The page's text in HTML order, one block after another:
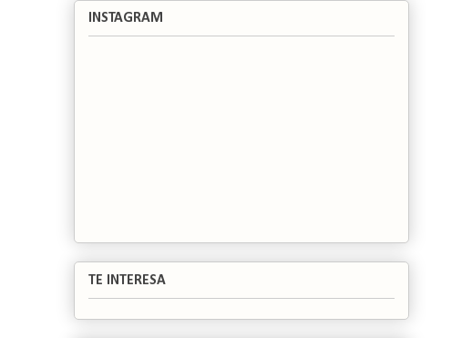
INSTAGRAM
TE INTERESA